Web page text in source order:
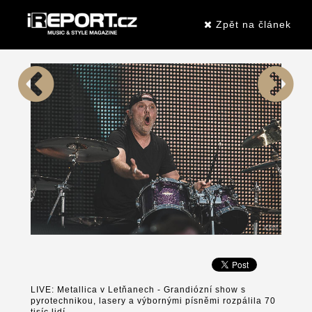
Zpět na článek
LIVE: Metallica v Letňanech - Grandiózní show s
pyrotechnikou, lasery a výbornými písněmi rozpálila 70